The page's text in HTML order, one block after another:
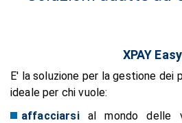
XPAY Easy
E' la soluzione per la gestione dei
ideale per chi vuole:
affacciarsial mondo delle